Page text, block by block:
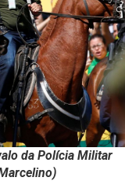
da Polícia Militar